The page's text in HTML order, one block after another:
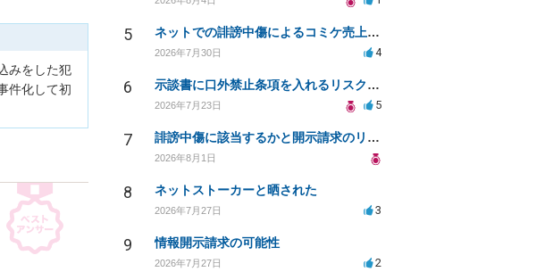
みをした犯
件化して初
5 ネットでの誹謗中傷によるコミケ売上減少、損害賠償は可能か？
2026年7月30日 4
6 示談書に口外禁止条項を入れるリスクはありますか？
2026年7月23日 5
7 誹謗中傷に該当するかと開示請求のリスクを知りたい
2026年8月1日
8 ネットストーカーと晒された
2026年7月27日 3
9 情報開示請求の可能性
2026年7月27日 2